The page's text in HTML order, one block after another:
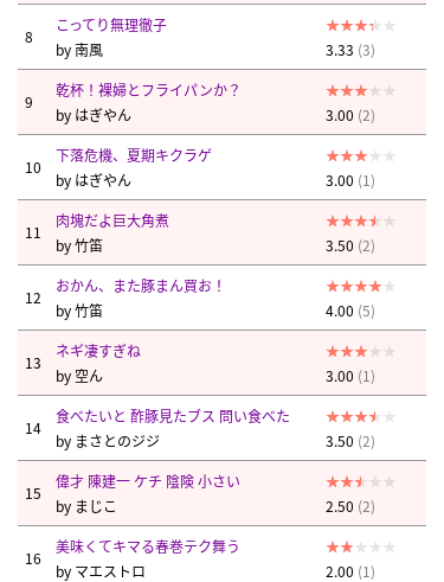
8
こってり無理徹子
by南風 3.33 (3)
9
乾杯！裸婦とフライパンか？
by はぎやん 3.00 (2)
10
下落危機、夏期キクラゲ
by はぎやん 3.00 (1)
11
肉塊だよ巨大角煮
by竹笛 3.50 (2)
12
おかん、また豚まん買お！
by竹笛 4.00 (5)
13
ネギ凄すぎね
by 空ん 3.00 (1)
14
食べたいと 酢豚見たブス 問い食べた
by まさとのジジ 3.50 (2)
15
偉才 陳建一 ケチ 陰険 小さい
by まじこ 2.50 (2)
16
美味くてキマる春巻テク舞う
by マエストロ 2.00 (1)